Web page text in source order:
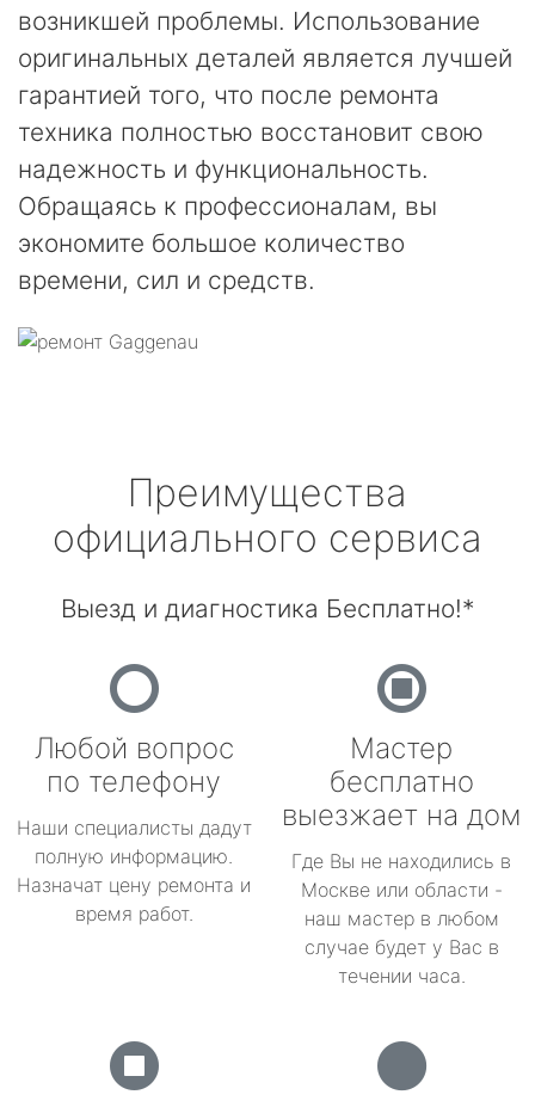
возникшей проблемы. Использование
оригинальных деталей является лучшей
гарантией того, что после ремонта
техника полностью восстановит свою
надежность и функциональность.
Обращаясь к профессионалам, вы
экономите большое количество
времени, сил и средств.
Преимущества
официального сервиса
Выезд и диагностика Бесплатно!*
Любой вопрос
по телефону
Наши специалисты дадут
полную информацию.
Назначат цену ремонта и
время работ.
Мастер
бесплатно
выезжает на дом
Где Вы не находились в
Москве или области -
наш мастер в любом
случае будет у Вас в
течении часа.